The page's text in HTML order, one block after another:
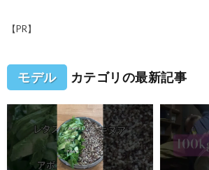
【PR】
モデル カテゴリの最新記事